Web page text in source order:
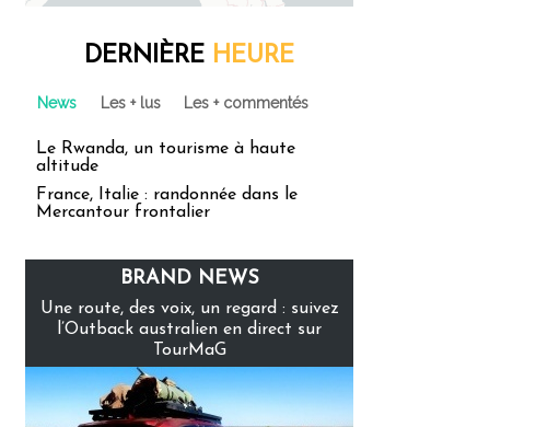
DERNIÈRE HEURE
News Les + lus Les + commentés
Le Rwanda, un tourisme à haute
altitude
France, Italie : randonnée dans le
Mercantour frontalier
BRAND NEWS
Une route, des voix, un regard : suivez
l’Outback australien en direct sur
TourMaG